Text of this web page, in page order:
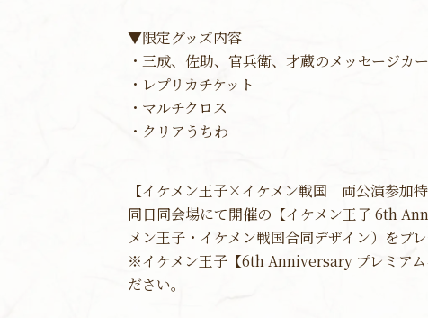
▼限定グッズ内容
・三成、佐助、官兵衛、才蔵のメッセージカ
・レプリカチケット
・マルチクロス
・クリアうちわ
【イケメン王子×イケメン戦国 両公演参加特
同日同会場にて開催の【イケメン王子 6th
メン王子・イケメン戦国合同デザイン）をプレ
※イケメン王子【6th Anniversary プレミアム
ださい。